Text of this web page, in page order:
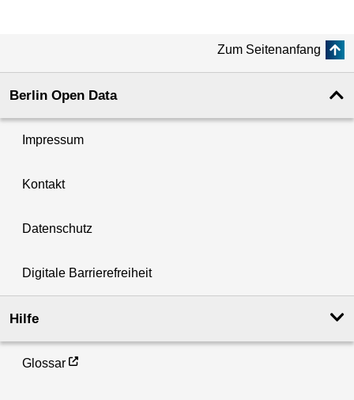
Zum Seitenanfang
Berlin Open Data
Impressum
Kontakt
Datenschutz
Digitale Barrierefreiheit
Hilfe
Glossar